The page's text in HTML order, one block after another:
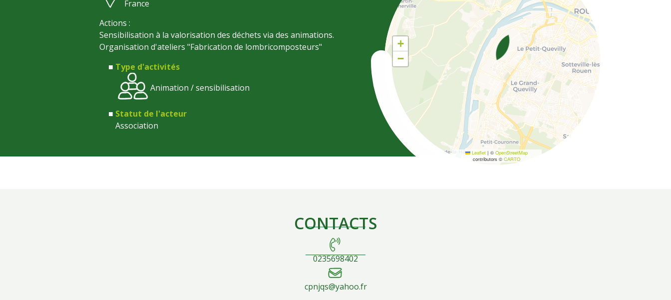
France
Actions :
Sensibilisation à la valorisation des déchets via des animations.
Organisation d'ateliers "Fabrication de lombricomposteurs"
Type d'activités
Animation / sensibilisation
Statut de l'acteur
Association
+
−
Leaflet | © OpenStreetMap
contributors ©CARTO
CONTACTS
0235698402
cpnjqs@yahoo.fr